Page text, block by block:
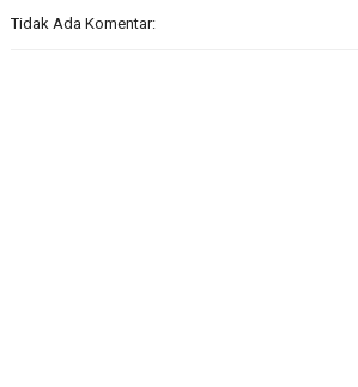
Tidak Ada Komentar: